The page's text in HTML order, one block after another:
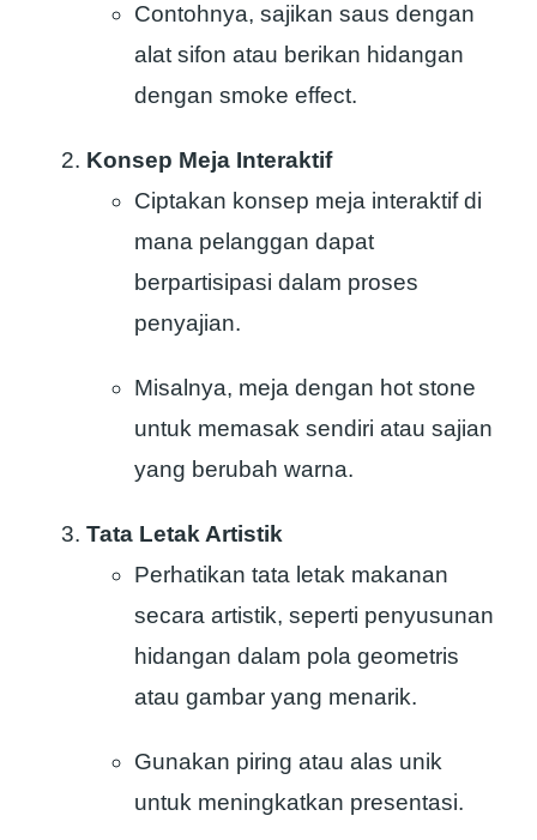
Contohnya, sajikan saus dengan
alat sifon atau berikan hidangan
dengan smoke effect.
Konsep Meja Interaktif
Ciptakan konsep meja interaktif di
mana pelanggan dapat
berpartisipasi dalam proses
penyajian.
Misalnya, meja dengan hot stone
untuk memasak sendiri atau sajian
yang berubah warna.
Tata Letak Artistik
Perhatikan tata letak makanan
secara artistik, seperti penyusunan
hidangan dalam pola geometris
atau gambar yang menarik.
Gunakan piring atau alas unik
untuk meningkatkan presentasi.